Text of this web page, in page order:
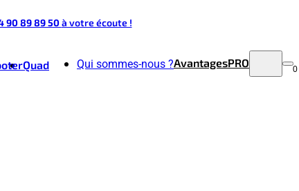
90 89 89 50à votre écoute !
Quad Qui sommes-nous ?AvantagesPRO 0